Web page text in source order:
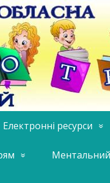
Електронні ресурси
Ментальний